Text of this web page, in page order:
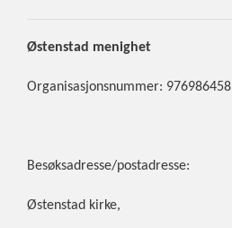
Østenstad menighet
Organisasjonsnummer: 976986458
Besøksadresse/postadresse:
Østenstad kirke,